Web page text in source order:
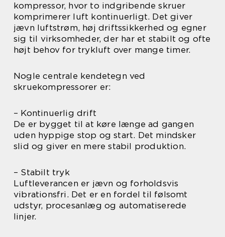
kompressor, hvor to indgribende skruer
komprimerer luft kontinuerligt. Det giver
jævn luftstrøm, høj driftssikkerhed og egner
sig til virksomheder, der har et stabilt og ofte
højt behov for trykluft over mange timer.
Nogle centrale kendetegn ved
skruekompressorer er:
– Kontinuerlig drift
De er bygget til at køre længe ad gangen
uden hyppige stop og start. Det mindsker
slid og giver en mere stabil produktion.
– Stabilt tryk
Luftleverancen er jævn og forholdsvis
vibrationsfri. Det er en fordel til følsomt
udstyr, procesanlæg og automatiserede
linjer.